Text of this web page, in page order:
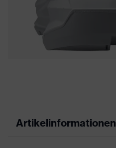
Artikelinformationen